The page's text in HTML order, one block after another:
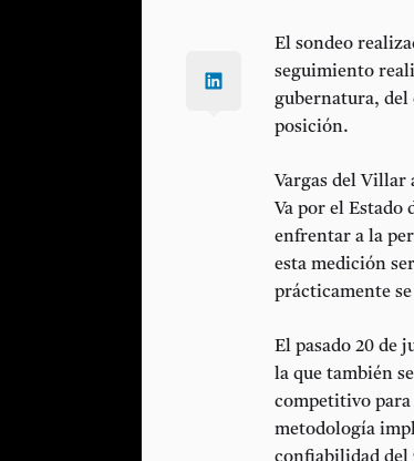
El sondeo
seguimiento
gubernatura, del
posición.
Vargas del Villar
Va por el Estado
enfrentar a la
esta medición
prácticamente
El pasado 20 de
la que también
competitivo para
metodología